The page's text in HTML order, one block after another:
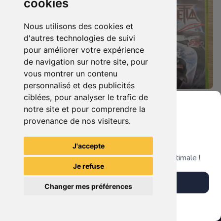
cookies
Nous utilisons des cookies et
d'autres technologies de suivi
pour améliorer votre expérience
de navigation sur notre site, pour
vous montrer un contenu
personnalisé et des publicités
ciblées, pour analyser le trafic de
notre site et pour comprendre la
provenance de nos visiteurs.
J'accepte
Je refuse
Changer mes préférences
7.90 € 0
Duo : The Elder Scrolls Iv - Oblivion + Bioshock Xbox 360
9.90 €
Bayonetta Xbox 360
TheGamingR83
Grenier du Geek
Télécharge notre app pour une expérience optimale !
Télécharger l'app